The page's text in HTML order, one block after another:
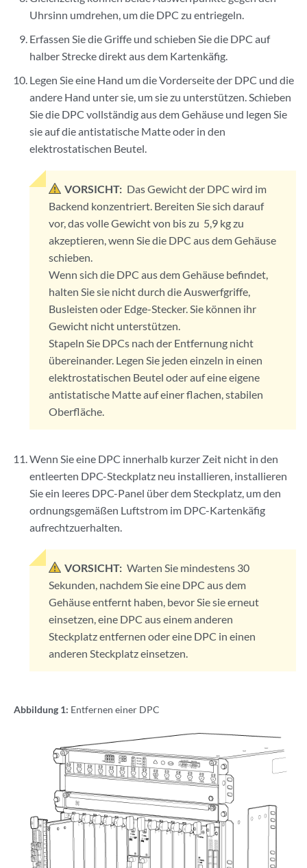
Uhrsinn umdrehen, um die DPC zu entriegeln.
Erfassen Sie die Griffe und schieben Sie die DPC auf
halber Strecke direkt aus dem Kartenkäfig.
Legen Sie eine Hand um die Vorderseite der DPC und die
andere Hand unter sie, um sie zu unterstützen. Schieben
Sie die DPC vollständig aus dem Gehäuse und legen Sie
sie auf die antistatische Matte oder in den
elektrostatischen Beutel.
VORSICHT: Das Gewicht der DPC wird im
Backend konzentriert. Bereiten Sie sich darauf
vor, das volle Gewicht von bis zu 5,9 kg zu
akzeptieren, wenn Sie die DPC aus dem Gehäuse
schieben.
Wenn sich die DPC aus dem Gehäuse befindet,
halten Sie sie nicht durch die Auswerfgriffe,
Busleisten oder Edge-Stecker. Sie können ihr
Gewicht nicht unterstützen.
Stapeln Sie DPCs nach der Entfernung nicht
übereinander. Legen Sie jeden einzeln in einen
elektrostatischen Beutel oder auf eine eigene
antistatische Matte auf einer flachen, stabilen
Oberfläche.
Wenn Sie eine DPC innerhalb kurzer Zeit nicht in den
entleerten DPC-Steckplatz neu installieren, installieren
Sie ein leeres DPC-Panel über dem Steckplatz, um den
ordnungsgemäßen Luftstrom im DPC-Kartenkäfig
aufrechtzuerhalten.
VORSICHT: Warten Sie mindestens 30
Sekunden, nachdem Sie eine DPC aus dem
Gehäuse entfernt haben, bevor Sie sie erneut
einsetzen, eine DPC aus einem anderen
Steckplatz entfernen oder eine DPC in einen
anderen Steckplatz einsetzen.
Abbildung 1: Entfernen einer DPC